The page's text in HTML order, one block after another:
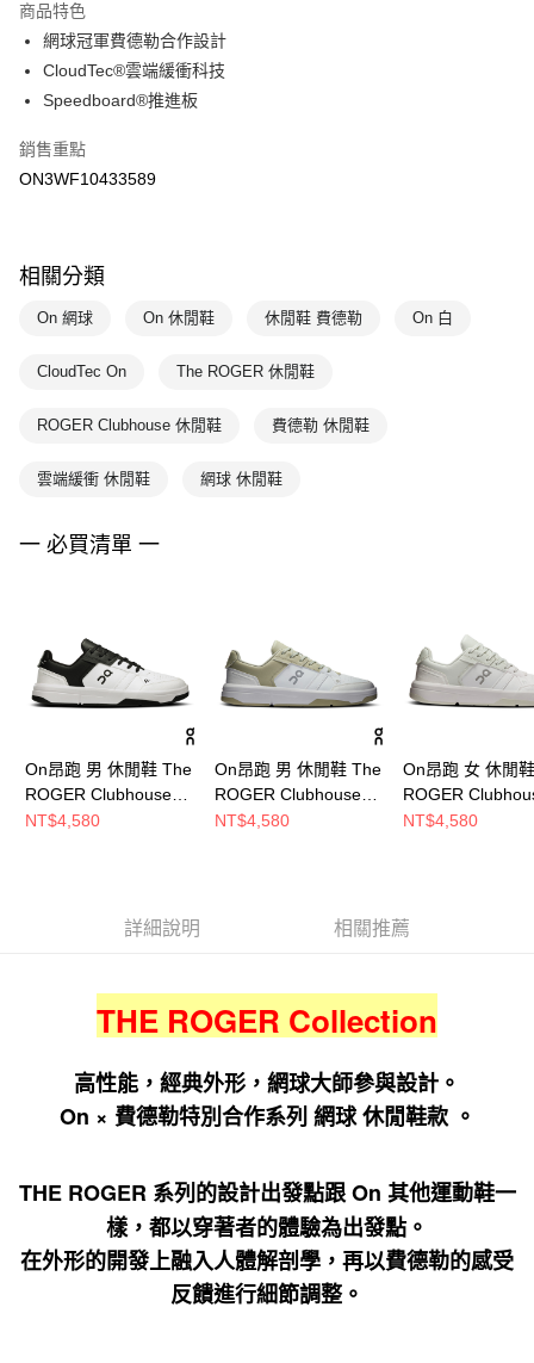
7-11取貨(快速到店)
每筆NT$100，滿NT$1,500(含以上)免運費
宅配-本島
每筆NT$100，滿NT$1,500(含以上)免運費
商品特色
網球冠軍費德勒合作設計
CloudTec®雲端緩衝科技
Speedboard®推進板
銷售重點
ON3WF10433589
相關分類
On 網球 On 休閒鞋 休閒鞋 費德勒 On 白
CloudTec On The ROGER 休閒鞋
ROGER Clubhouse 休閒鞋 費德勒 休閒鞋
雲端緩衝 休閒鞋 網球 休閒鞋
一 必買清單 一
On昂跑 男 休閒鞋 The
ROGER Clubhouse
白/黑
NT$4,580
On昂跑 男 休閒鞋 The
ROGER Clubhouse
白/綠
NT$4,580
On昂跑 女 休閒
ROGER
白/冰川灰
NT$4,580
詳細說明 相關推薦
THE ROGER Collection
高性能，經典外形，網球大師參與設計。
On × 費德勒特別合作系列 網球 休閒鞋款 。
THE ROGER 系列的設計出發點跟 On 其他運動鞋一
樣，都以穿著者的體驗為出發點。
在外形的開發上融入人體解剖學，再以費德勒的感受
反饋進行細節調整。